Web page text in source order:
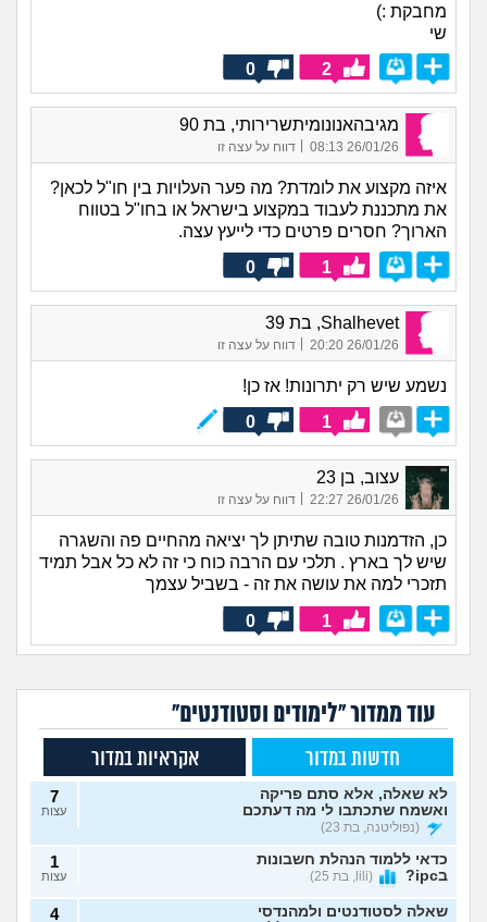
מחבקת :)
שי
2
0
מגיבהאנונומיתשרירותי, בת 90
26/01/26 08:13
| דווח על עצה זו
איזה מקצוע את לומדת? מה פער העלויות בין חו"ל לכאן?
את מתכננת לעבוד במקצוע בישראל או בחו"ל בטווח
הארוך? חסרים פרטים כדי לייעץ עצה.
1
0
Shalhevet, בת 39
26/01/26 20:20 דווח על עצה זו
נשמע שיש רק יתרונות! אז כן!
1
0
עצוב, בן 23
26/01/26 22:27 דווח על עצה זו
כן, הזדמנות טובה שתיתן לך יציאה מהחיים פה והשגרה
שיש לך בארץ . תלכי עם הרבה כוח כי זה לא כל אבל תמיד
תזכרי למה את עושה את זה - בשביל עצמך
1
0
עוד ממדור "לימודים וסטודנטים"
חדשות במדור אקראיות במדור
לא שאלה, אלא סתם פריקה
ואשמח שתכתבו לי מה דעתכם
(נפוליטנה, בת 23)
7
עצות
כדאי ללמוד הנהלת חשבונות
בipc?
(lili, בת 25)
1
עצות
שאלה לסטודנטים ולמהנדסי
4